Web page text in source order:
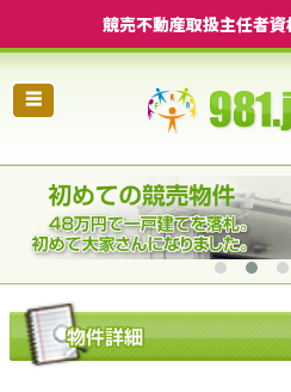
競売不動産取扱主任者
☰